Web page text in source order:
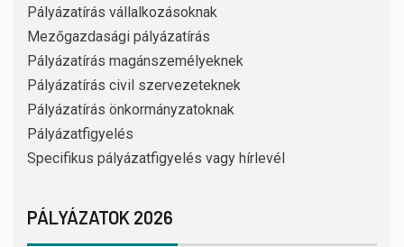
Pályázatírás vállalkozásoknak
Mezőgazdasági pályázatírás
Pályázatírás magánszemélyeknek
Pályázatírás civil szervezeteknek
Pályázatírás önkormányzatoknak
Pályázatfigyelés
Specifikus pályázatfigyelés vagy hírlevél
PÁLYÁZATOK 2026